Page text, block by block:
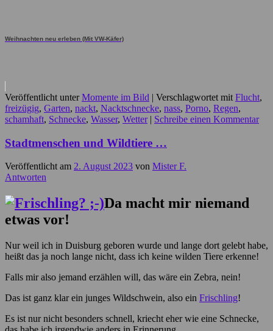
Weihnachten neu erleben (Mit VW-Käfer)
Veröffentlicht unter Momente im Bild | Verschlagwortet mit Flucht,
freizügig, Garten, nackt, Nacktschnecke, nass, Porno, Regen,
schamhaft, Schnecke, Wasser, Wetter | Schreibe einen Kommentar
Stadtmenschen und Wildtiere …
Veröffentlicht am 2. August 2023 von Mister F.
Antworten
Da macht mir niemand
etwas vor!
Nur weil ich in Duisburg geboren wurde und lange dort gelebt habe,
heißt das ja noch lange nicht, dass ich keine wilden Tiere erkenne!
Falls mir also jemand erzählen will, das wäre ein Zebra, nein!
Das ist ganz klar ein junges Wildschwein, also ein Frischling!
Es ist nur nicht besonders schnell, kriecht eher wie eine Schnecke,